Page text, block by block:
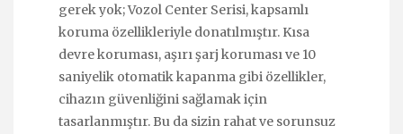
gerek yok; Vozol Center Serisi, kapsamlı
koruma özellikleriyle donatılmıştır. Kısa
devre koruması, aşırı şarj koruması ve 10
saniyelik otomatik kapanma gibi özellikler,
cihazın güvenliğini sağlamak için
tasarlanmıştır. Bu da sizin rahat ve sorunsuz